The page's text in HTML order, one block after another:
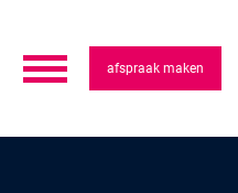
afspraak maken